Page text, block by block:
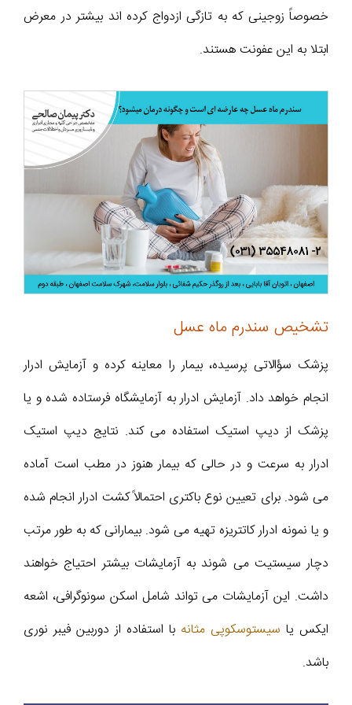
خصوصاً زوجینی که به تازگی ازدواج کرده اند بیشتر در معرض
ابتلا به این عفونت هستند.
تشخیص سندرم ماه عسل
پزشک سؤالاتی پرسیده، بیمار را معاینه کرده و آزمایش ادرار
انجام خواهد داد. آزمایش ادرار به آزمایشگاه فرستاده شده و یا
پزشک از دیپ استیک استفاده می کند. نتایج دیپ استیک
ادرار به سرعت و در حالی که بیمار هنوز در مطب است آماده
می شود. برای تعیین نوع باکتری احتمالاً کشت ادرار انجام شده
و یا نمونه ادرار کاتتریزه تهیه می شود. بیمارانی که به طور مرتب
دچار سیستیت می شوند به آزمایشات بیشتر احتیاج خواهند
داشت. این آزمایشات می تواند شامل اسکن سونوگرافی، اشعه
ایکس یا سیستوسکوپی مثانه با استفاده از دوربین فیبر نوری
باشد.